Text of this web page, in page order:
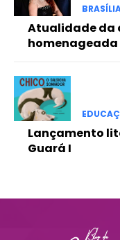
Donec quis est ac
Orci varius
Atualidade da
homenageada
Lançamento
Guará I